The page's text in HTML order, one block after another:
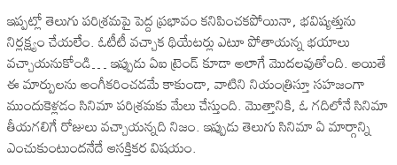
ఇప్పట్లో తెలుగు పరిశ్రమపై పెద్ద ప్రభావం కనిపించకపోయినా, భవిష్యత్తును
నిర్లక్ష్యం చేయలేం. ఓటీటీ వచ్చాక థియేటర్లు ఎటూ పోతాయన్న భయాలు
వచ్చాయనుకోండి… ఇప్పుడు ఏఐ ట్రెండ్ కూడా అలాగే మొదలవుతోంది. అయితే
ఈ మార్పులను అంగీకరించడమే కాకుండా, వాటిని నియంత్రిస్తూ సహజంగా
ముందుకెళ్లడం సినిమా పరిశ్రమకు మేలు చేస్తుంది. మొత్తానికి, ఓ గదిలోనే సినిమా
తీయగలిగే రోజులు వచ్చాయన్నది నిజం. ఇప్పుడు తెలుగు సినిమా ఏ మార్గాన్ని
ఎంచుకుంటుందనేదే ఆసక్తికర విషయం.